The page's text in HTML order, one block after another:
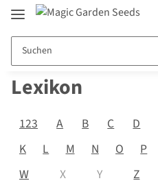
Lexikon
123 A B C D
K
L M N O P
W
X Y Z